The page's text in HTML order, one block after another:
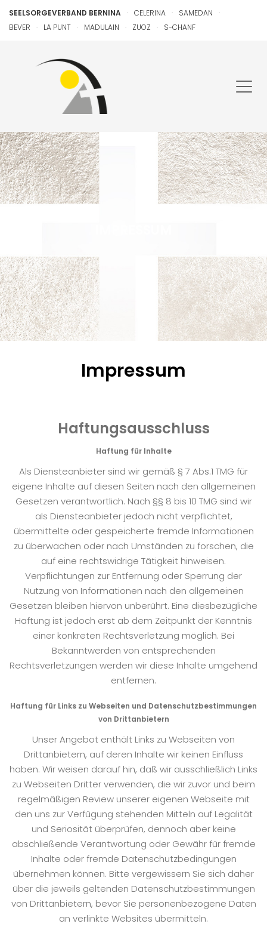
SEELSORGEVERBAND BERNINA CELERINA
SAMEDAN
BEVER
LA PUNT MADULAIN ZUOZ S-CHANF
Impressum
Haftungsausschluss
Haftung für Inhalte
Als Diensteanbieter sind wir gemäß § 7 Abs.1 TMG für
eigene Inhalte auf diesen Seiten nach den allgemeinen
Gesetzen verantwortlich. Nach §§ 8 bis 10 TMG sind wir
als Diensteanbieter jedoch nicht verpflichtet,
übermittelte oder gespeicherte fremde Informationen
zu überwachen oder nach Umständen zu forschen, die
auf eine rechtswidrige Tätigkeit hinweisen.
Verpflichtungen zur Entfernung oder Sperrung der
Nutzung von Informationen nach den allgemeinen
Gesetzen bleiben hiervon unberührt. Eine diesbezügliche
Haftung ist jedoch erst ab dem Zeitpunkt der Kenntnis
einer konkreten Rechtsverletzung möglich. Bei
Bekanntwerden von entsprechenden
Rechtsverletzungen werden wir diese Inhalte umgehend
entfernen.
Haftung für Links zu Webseiten und Datenschutzbestimmungen
von Drittanbietern
Unser Angebot enthält Links zu Webseiten von
Drittanbietern, auf deren Inhalte wir keinen Einfluss
haben. Wir weisen darauf hin, daß wir ausschließlich Links
zu Webseiten Dritter verwenden, die wir zuvor und beim
regelmäßigen Review unserer eigenen Webseite mit
den uns zur Verfügung stehenden Mitteln auf Legalität
und Seriosität überprüfen, dennoch aber keine
abschließende Verantwortung oder Gewähr für fremde
Inhalte oder fremde Datenschutzbedingungen
übernehmen können. Bitte vergewissern Sie sich daher
über die jeweils geltenden Datenschutzbestimmungen
von Drittanbietern, bevor Sie personenbezogene Daten
an verlinkte Websites übermitteln.